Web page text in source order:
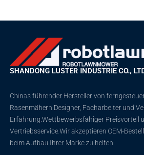
SHANDONG LUSTER INDUSTRIE CO.,
Chinas führender Hersteller von
Rasenmähern.Designer, Facharbeiter und
Erfahrung.Wettbewerbsfähiger Preisvorteil
Vertriebsservice.Wir akzeptieren OEM-
beim Aufbau Ihrer Marke zu helfen.